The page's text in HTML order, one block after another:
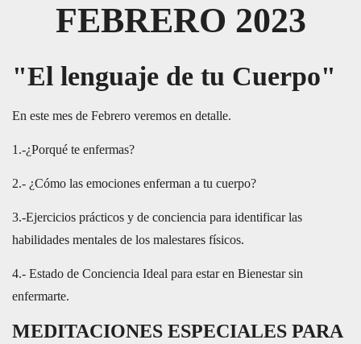
FEBRERO 2023
"El lenguaje de tu Cuerpo"
En este mes de Febrero veremos en detalle.
1.-¿Porqué te enfermas?
2.- ¿Cómo las emociones enferman a tu cuerpo?
3.-Ejercicios prácticos y de conciencia para identificar las
habilidades mentales de los malestares físicos.
4.- Estado de Conciencia Ideal para estar en Bienestar sin
enfermarte.
MEDITACIONES ESPECIALES PARA